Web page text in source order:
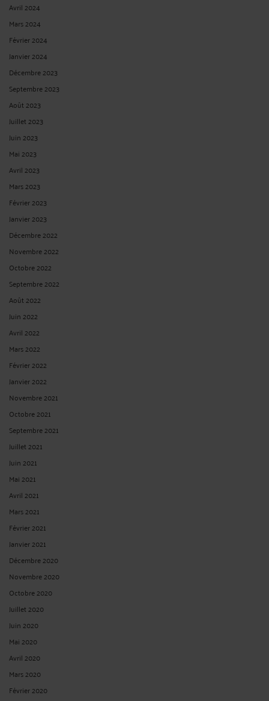
Avril 2024
Mars 2024
Février 2024
Janvier 2024
Décembre 2023
Septembre 2023
Août 2023
Juillet 2023
Juin 2023
Mai 2023
Avril 2023
Mars 2023
Février 2023
Janvier 2023
Décembre 2022
Novembre 2022
Octobre 2022
Septembre 2022
Août 2022
Juin 2022
Avril 2022
Mars 2022
Février 2022
Janvier 2022
Novembre 2021
Octobre 2021
Septembre 2021
Juillet 2021
Juin 2021
Mai 2021
Avril 2021
Mars 2021
Février 2021
Janvier 2021
Décembre 2020
Novembre 2020
Octobre 2020
Juillet 2020
Juin 2020
Mai 2020
Avril 2020
Mars 2020
Février 2020